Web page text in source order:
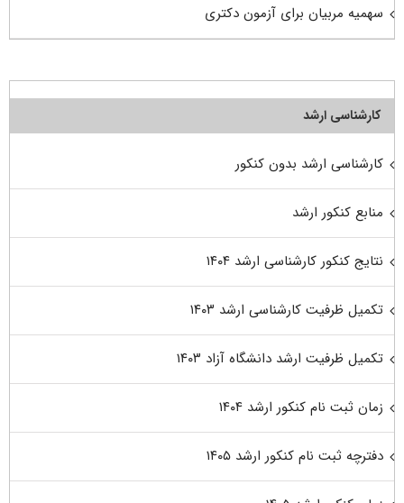
سهمیه مربیان برای آزمون دکتری
کارشناسی ارشد
کارشناسی ارشد بدون کنکور
منابع کنکور ارشد
نتایج کنکور کارشناسی ارشد ۱۴۰۴
تکمیل ظرفیت کارشناسی ارشد ۱۴۰۳
تکمیل ظرفیت ارشد دانشگاه آزاد ۱۴۰۳
زمان ثبت نام کنکور ارشد ۱۴۰۴
دفترچه ثبت نام کنکور ارشد ۱۴۰۵